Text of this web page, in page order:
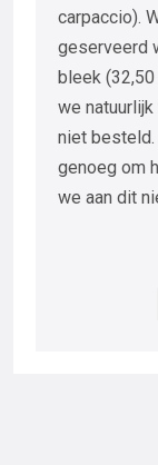
carpaccio).
geserveerd
bleek
we
niet
genoeg om
we aan dit